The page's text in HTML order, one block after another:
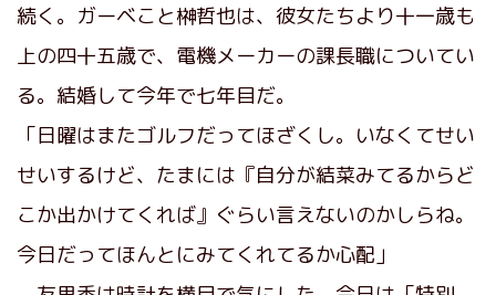
続く。ガーベこと榊哲也は、彼女たちより十一歳も
上の四十五歳で、電機メーカーの課長職についてい
る。結婚して今年で七年目だ。
「日曜はまたゴルフだってほざくし。いなくてせい
せいするけど、たまには『自分が結菜みてるからど
こか出かけてくれば』ぐらい言えないのかしらね。
今日だってほんとにみてくれてるか心配」